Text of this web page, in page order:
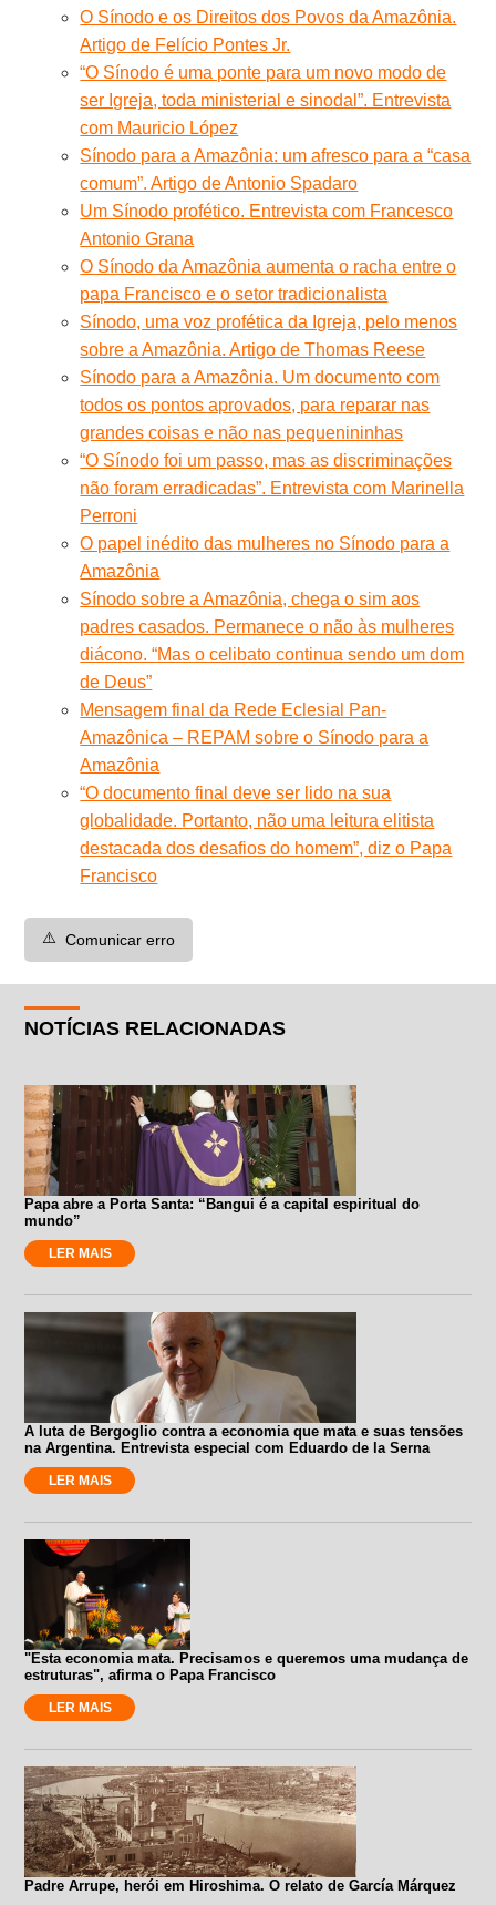
O Sínodo e os Direitos dos Povos da Amazônia.
Artigo de Felício Pontes Jr.
“O Sínodo é uma ponte para um novo modo de
ser Igreja, toda ministerial e sinodal”. Entrevista
com Mauricio López
Sínodo para a Amazônia: um afresco para a “casa
comum”. Artigo de Antonio Spadaro
Um Sínodo profético. Entrevista com Francesco
Antonio Grana
O Sínodo da Amazônia aumenta o racha entre o
papa Francisco e o setor tradicionalista
Sínodo, uma voz profética da Igreja, pelo menos
sobre a Amazônia. Artigo de Thomas Reese
Sínodo para a Amazônia. Um documento com
todos os pontos aprovados, para reparar nas
grandes coisas e não nas pequenininhas
“O Sínodo foi um passo, mas as discriminações
não foram erradicadas”. Entrevista com Marinella
Perroni
O papel inédito das mulheres no Sínodo para a
Amazônia
Sínodo sobre a Amazônia, chega o sim aos
padres casados. Permanece o não às mulheres
diácono. “Mas o celibato continua sendo um dom
de Deus”
Mensagem final da Rede Eclesial Pan-
Amazônica – REPAM sobre o Sínodo para a
Amazônia
“O documento final deve ser lido na sua
globalidade. Portanto, não uma leitura elitista
destacada dos desafios do homem”, diz o Papa
Francisco
⚠️ Comunicar erro
NOTÍCIAS RELACIONADAS
Papa abre a Porta Santa: “Bangui é a capital espiritual do
mundo”
LER MAIS
A luta de Bergoglio contra a economia que mata e suas tensões
na Argentina. Entrevista especial com Eduardo de la Serna
LER MAIS
"Esta economia mata. Precisamos e queremos uma mudança de
estruturas", afirma o Papa Francisco
LER MAIS
Padre Arrupe, herói em Hiroshima. O relato de García Márquez